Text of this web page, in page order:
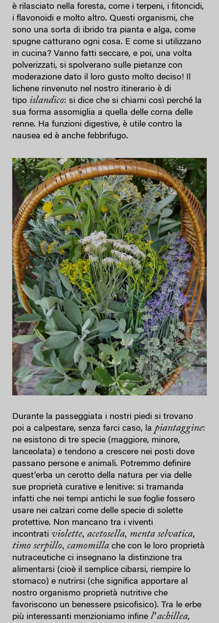
è rilasciato nella foresta, come i terpeni, i fitoncidi,
i flavonoidi e molto altro. Questi organismi, che
sono una sorta di ibrido tra pianta e alga, come
spugne catturano ogni cosa. E come si utilizzano
in cucina? Vanno fatti seccare, e poi, una volta
polverizzati, si spolverano sulle pietanze con
moderazione dato il loro gusto molto deciso! Il
lichene rinvenuto nel nostro itinerario è di
tipo islandico: si dice che si chiami così perché la
sua forma assomiglia a quella delle corna delle
renne. Ha funzioni digestive, è utile contro la
nausea ed è anche febbrifugo.
Durante la passeggiata i nostri piedi si trovano
poi a calpestare, senza farci caso, la piantaggine:
ne esistono di tre specie (maggiore, minore,
lanceolata) e tendono a crescere nei posti dove
passano persone e animali. Potremmo definire
quest’erba un cerotto della natura per via delle
sue proprietà curative e lenitive: si tramanda
infatti che nei tempi antichi le sue foglie fossero
usare nei calzari come delle specie di solette
protettive. Non mancano tra i viventi
incontrati violette, acetosella, menta selvatica,
timo serpillo, camomilla che con le loro proprietà
nutraceutiche ci insegnano la distinzione tra
alimentarsi (cioè il semplice cibarsi, riempire lo
stomaco) e nutrirsi (che significa apportare al
nostro organismo proprietà nutritive che
favoriscono un benessere psicofisico). Tra le erbe
più interessanti menzioniamo infine lʼachillea,